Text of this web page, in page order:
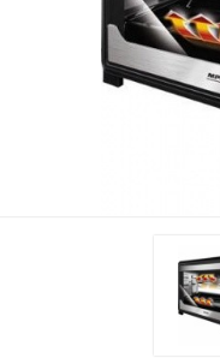
Духовые Шкафы
Крупная Бытовая
Мелкобытовая